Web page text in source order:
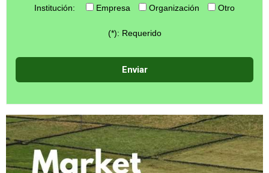
Institución: Empresa Organización Otro
(*): Requerido